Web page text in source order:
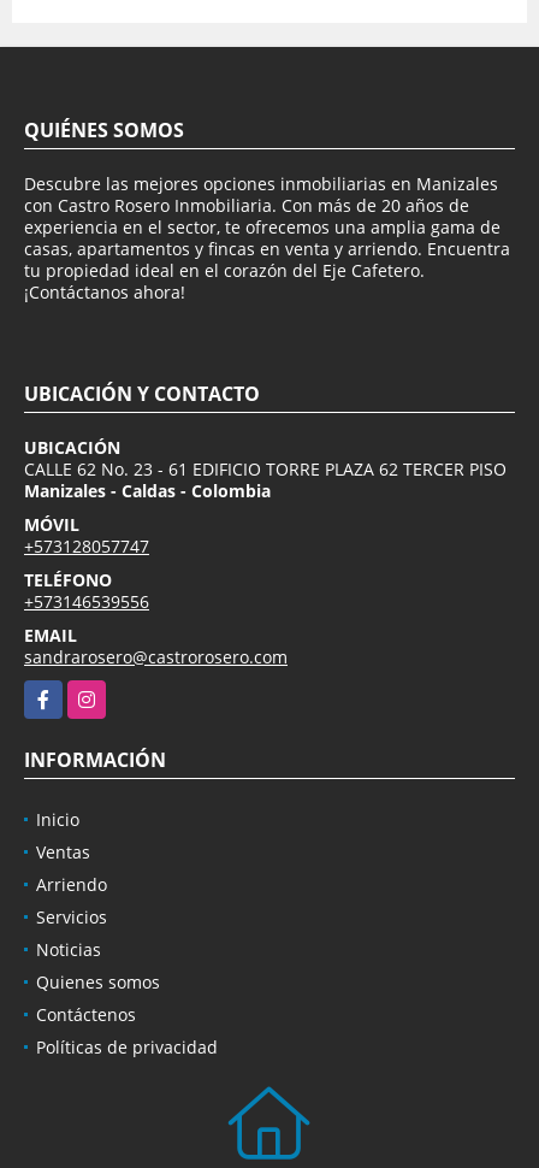
QUIÉNES SOMOS
Descubre las mejores opciones inmobiliarias en Manizales
con Castro Rosero Inmobiliaria. Con más de 20 años de
experiencia en el sector, te ofrecemos una amplia gama de
casas, apartamentos y fincas en venta y arriendo. Encuentra
tu propiedad ideal en el corazón del Eje Cafetero.
¡Contáctanos ahora!
UBICACIÓN Y CONTACTO
UBICACIÓN
CALLE 62 No. 23 - 61 EDIFICIO TORRE PLAZA 62 TERCER PISO
Manizales - Caldas - Colombia
MÓVIL
+573128057747
TELÉFONO
+573146539556
EMAIL
sandrarosero@castrorosero.com
FacebookInstagram
INFORMACIÓN
Inicio
Ventas
Arriendo
Servicios
Noticias
Quienes somos
Contáctenos
Políticas de privacidad